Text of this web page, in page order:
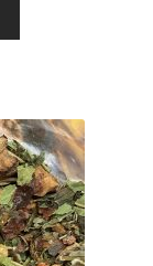
Voit
tehdä
valinnat
tuotteen
sivulla.